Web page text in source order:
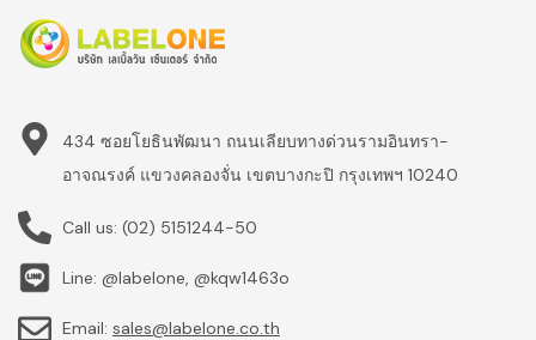
434 ซอยโยธินพัฒนา ถนนเลียบทางด่วนรามอินทรา-
อาจณรงค์ แขวงคลองจั่น เขตบางกะปิ กรุงเทพฯ 10240
Call us: (02) 5151244-50
Line: @labelone, @kqw1463o
Email: sales@labelone.co.th